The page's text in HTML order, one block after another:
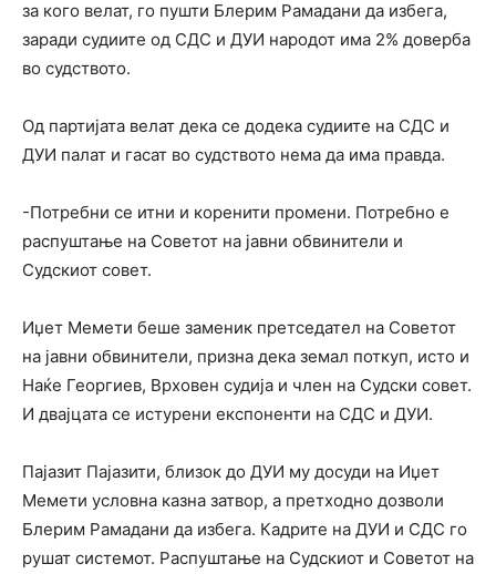
за кого велат, го пушти Блерим Рамадани да избега,
заради судиите од СДС и ДУИ народот има 2% доверба
во судството.
Од партијата велат дека се додека судиите на СДС и
ДУИ палат и гасат во судството нема да има правда.
-Потребни се итни и коренити промени. Потребно е
распуштање на Советот на јавни обвинители и
Судскиот совет.
Иџет Мемети беше заменик претседател на Советот
на јавни обвинители, призна дека земал поткуп, исто и
Наќе Георгиев, Врховен судија и член на Судски совет.
И двајцата се истурени експоненти на СДС и ДУИ.
Пајазит Пајазити, близок до ДУИ му досуди на Иџет
Мемети условна казна затвор, а претходно дозволи
Блерим Рамадани да избега. Кадрите на ДУИ и СДС го
рушат системот. Распуштање на Судскиот и Советот на